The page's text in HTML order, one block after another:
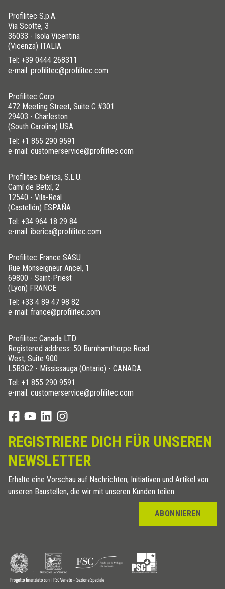
Profilitec S.p.A.
Via Scotte, 3
36033 - Isola Vicentina
(Vicenza) ITALIA
Tel: +39 0444 268311
e-mail: profilitec@profilitec.com
Profilitec Corp.
472 Meeting Street, Suite C #301
29403 - Charleston
(South Carolina) USA
Tel: +1 855 290 9591
e-mail: customerservice@profilitec.com
Profilitec Ibérica, S.L.U.
Camí de Betxí, 2
12540 - Vila-Real
(Castellón) ESPAÑA
Tel: +34 964 18 29 84
e-mail: iberica@profilitec.com
Profilitec France SASU
Rue Monseigneur Ancel, 1
69800 - Saint-Priest
(Lyon) FRANCE
Tel: +33 4 89 47 98 82
e-mail: france@profilitec.com
Profilitec Canada LTD
Registered address: 50 Burnhamthorpe Road
West, Suite 900
L5B3C2 - Mississauga (Ontario) - CANADA
Tel: +1 855 290 9591
e-mail: customerservice@profilitec.com
REGISTRIERE DICH FÜR UNSEREN
NEWSLETTER
Erhalte eine Vorschau auf Nachrichten, Initiativen und Artikel von
unseren Baustellen, die wir mit unseren Kunden teilen
ABONNIEREN